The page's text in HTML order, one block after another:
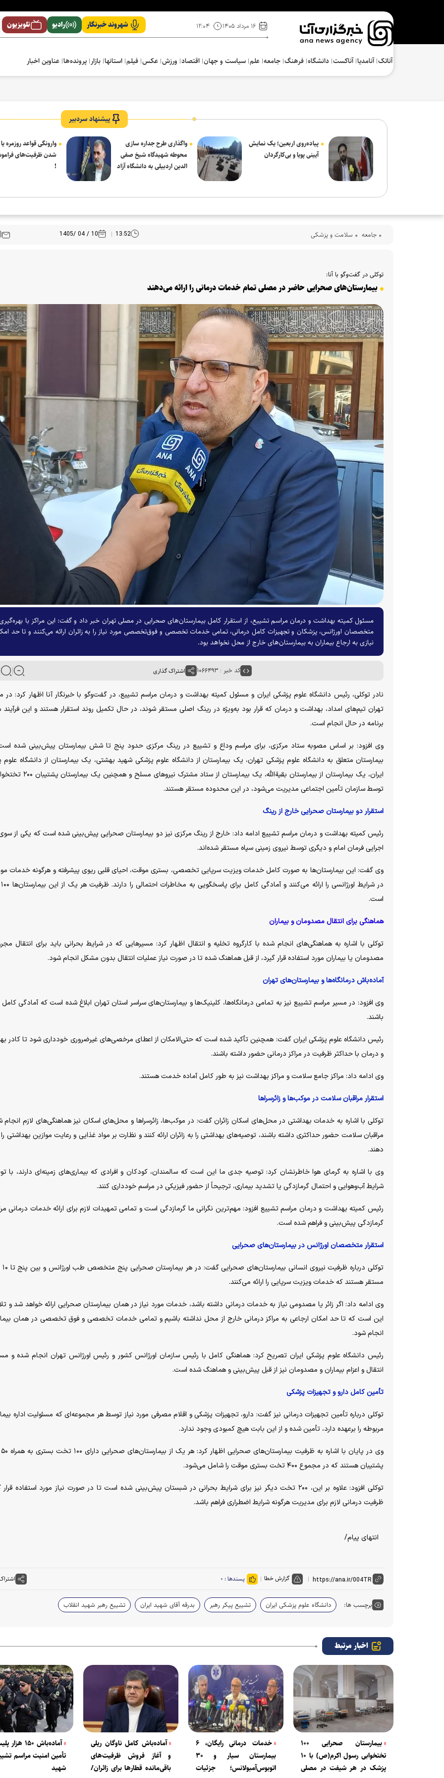
۱۶ مرداد ۱۴۰۵ ۱۲:۰۴ شهروند خبرنگار رادیو تلویزیون
آناتک آنامدیا آناکست دانشگاه فرهنگ‌ جامعه علم سیاست و جهان اقتصاد ورزش عکس فیلم استانها بازار پرونده‌ها عناوین اخبار
پیشنهاد سردبیر
پیاده‌روی اربعین؛ یک نمایش
آیینی پویا و بی‌کارگردان
واگذاری طرح جداره سازی
محوطه شهیدگاه شیخ صفی
الدین اردبیلی به دانشگاه آزاد
وارونگی قواعد روزمره
شدن ظرفیت‌های
!
جامعه سلامت و پزشکی 13:52
10 / 04 /1405
توکلی در گفت‌وگو با آنا:
بیمارستان‌های صحرایی حاضر در مصلی تمام خدمات درمانی را ارائه می‌دهند
مسئول کمیته بهداشت و درمان مراسم تشییع، از استقرار کامل بیمارستان‌های صحرایی در مصلی تهران خبر داد و گفت: این مراکز با بهره‌گیری
متخصصان اورژانس، پزشکان و تجهیزات کامل درمانی، تمامی خدمات تخصصی و فوق‌تخصصی مورد نیاز را به زائران ارائه می‌کنند و تا حد
نیازی به ارجاع بیماران به بیمارستان‌های خارج از محل نخواهد بود.
کد خبر : ۱۰۶۶۴۹۳ اشتراک گذاری
نادر توکلی، رئیس دانشگاه علوم پزشکی ایران و مسئول کمیته بهداشت و درمان مراسم تشییع، در گفت‌و‌گو با خبرنگار آنا اظهار کرد: در
تهران تیم‌های امداد، بهداشت و درمان که قرار بود به‌ویژه در رینگ اصلی مستقر شوند، در حال تکمیل روند استقرار هستند و این فرآیند
برنامه در حال انجام است.
وی افزود: بر اساس مصوبه ستاد مرکزی، برای مراسم وداع و تشییع در رینگ مرکزی حدود پنج تا شش بیمارستان پیش‌بینی شده
بیمارستان متعلق به دانشگاه علوم پزشکی تهران، یک بیمارستان از دانشگاه علوم پزشکی شهید بهشتی، یک بیمارستان از دانشگاه علوم
ایران، یک بیمارستان از بیمارستان بقیةالله، یک بیمارستان از ستاد
توسط سازمان تأمین اجتماعی مدیریت می‌شود، در این محدوده مستقر هستند.
استقرار دو بیمارستان صحرایی خارج از رینگ
رئیس کمیته بهداشت و درمان مراسم تشییع ادامه داد: خارج از رینگ مرکزی نیز دو بیمارستان صحرایی پیش‌بینی شده است که یکی از
اجرایی فرمان امام و دیگری توسط نیروی زمینی سپاه مستقر شده‌اند.
وی گفت: این بیمارستان‌ها به صورت کامل خدمات ویزیت سرپایی تخصصی، بستری موقت، احیای قلبی ریوی پیشرفته و هرگونه خدمات
در
است.
هماهنگی برای انتقال مصدومان و بیماران
توکلی با اشاره به هماهنگی‌های انجام شده با کارگروه تخلیه و انتقال اظهار کرد: مسیر‌هایی که در شرایط بحرانی باید برای انتقال
مصدومان یا بیماران مورد استفاده قرار گیرد، از قبل هماهنگ شده تا در صورت نیاز عملیات انتقال بدون مشکل انجام شود.
آماده‌باش درمانگاه‌ها و بیمارستان‌های تهران
وی افزود: در مسیر مراسم تشییع نیز به تمامی درمانگاه‌ها، کلینیک‌ها و بیمارستان‌های سراسر استان تهران ابلاغ شده است که آمادگی کامل
باشند.
رئیس دانشگاه علوم پزشکی ایران گفت: همچنین تأکید شده است که حتی‌الامکان از اعطای مرخصی‌های غیرضروری خودداری شود تا کادر
و درمان با حداکثر ظرفیت در مراکز درمانی حضور داشته باشند.
وی ادامه داد: مراکز جامع سلامت و مراکز بهداشت نیز به طور کامل آماده خدمت هستند.
استقرار مراقبان سلامت در موکب‌ها و زائرسرا‌ها
توکلی با اشاره به خدمات بهداشتی در محل‌های اسکان زائران گفت: در موکب‌ها، زائرسرا‌ها و محل‌های اسکان نیز هماهنگی‌های لازم انجام
مراقبان سلامت حضور حداکثری داشته باشند، توصیه‌های بهداشتی را به زائران ارائه کنند و نظارت بر مواد غذایی و رعایت موازین بهداشتی
دهند.
وی با اشاره به گرمای هوا خاطرنشان کرد: توصیه جدی ما این است که سالمندان، کودکان و افرادی که بیماری‌های زمینه‌ای دارند، با
شرایط آب‌وهوایی و احتمال گرمازدگی یا تشدید بیماری، ترجیحاً از حضور فیزیکی در مراسم خودداری کنند.
رئیس کمیته بهداشت و درمان مراسم تشییع افزود: مهم‌ترین نگرانی ما گرمازدگی است و تمامی تمهیدات لازم برای ارائه خدمات درمانی
گرمازدگی پیش‌بینی و فراهم شده است.
استقرار متخصصان اورژانس در بیمارستان‌های صحرایی
مستقر هستند که خدمات ویزیت سرپایی را ارائه می‌کنند.
وی ادامه داد: اگر زائر یا مصدومی نیاز به خدمات درمانی داشته باشد، خدمات مورد نیاز در همان بیمارستان صحرایی ارائه خواهد شد و
این است که تا حد امکان ارجاعی به مراکز درمانی خارج از محل نداشته باشیم و تمامی خدمات تخصصی و فوق تخصصی در همان
انجام شود.
رئیس دانشگاه علوم پزشکی ایران تصریح کرد: هماهنگی کامل با رئیس سازمان اورژانس کشور و رئیس اورژانس تهران انجام شده و
انتقال و اعزام بیماران و مصدومان نیز از قبل پیش‌بینی و هماهنگ شده است.
تأمین کامل دارو و تجهیزات پزشکی
توکلی درباره تأمین تجهیزات درمانی نیز گفت: دارو، تجهیزات پزشکی و اقلام مصرفی مورد نیاز توسط هر مجموعه‌ای که مسئولیت اداره
مربوطه را برعهده دارد، تأمین شده و از این بابت هیچ کمبودی وجود ندارد.
پشتیبان هستند که در مجموع ۴۰۰ تخت بستری موقت را شامل می‌شود.
توکلی افزود: علاوه بر این، ۲۰۰ تخت دیگر نیز برای شرایط بحرانی در شبستان پیش‌بینی شده است تا در صورت نیاز مورد استفاده
ظرفیت درمانی لازم برای مدیریت هرگونه شرایط اضطراری فراهم باشد.
انتهای پیام/
گزارش خطا پسندها : ۰
برچسب ها: دانشگاه علوم پزشکی ایران تشییع پیکر رهبر بدرقه آقای شهید ایران تشییع رهبر شهید انقلاب
اخبار مرتبط
بیمارستان صحرایی ۱۰۰
تختخوابی رسول اکرم(ص) با ۱۰
پزشک در هر شیفت در مصلی
خدمات درمانی رایگان، ۶
بیمارستان سیار و ۳۰
اتوبوس‌آمبولانس؛ جزئیات
آماده‌باش کامل ناوگان ریلی
و آغاز فروش ظرفیت‌های
باقی‌مانده قطارها برای زائران/
آماده‌باش ۱۵۰
تأمین امنیت مراسم
شهید